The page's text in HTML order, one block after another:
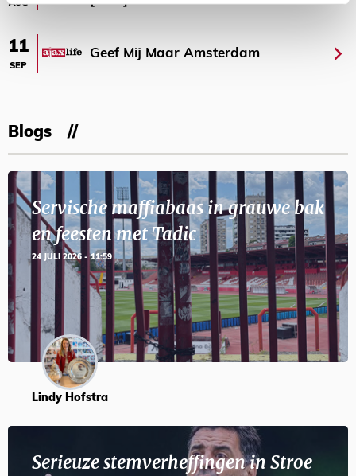
AUG
11
SEP
Geef Mij Maar Amsterdam
Blogs
Servische maffiabaas in grauwe bak
en feesten met Tadic
24 JULI 2026 - 11:59
Lindy Hofstra
Serieuze stemverheffingen in Stroe